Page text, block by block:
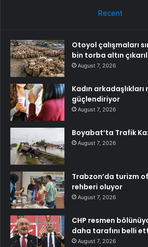
Recent
Otoyol çalışmaları
bin torba altın
August 7, 2026
Kadın arkadaşlıkları
güçlendiriyor
August 7, 2026
Boyabat’ta Trafik
August 7, 2026
Trabzon’da turizm
rehberi oluyor
August 7, 2026
CHP resmen
daha tarafını belli
August 7, 2026